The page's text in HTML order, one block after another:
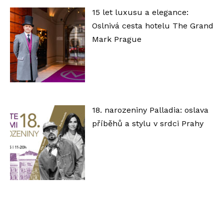
č
15 let luxusu a elegance:
Oslnivá cesta hotelu The Grand
Mark Prague
18. narozeniny Palladia: oslava
příběhů a stylu v srdci Prahy